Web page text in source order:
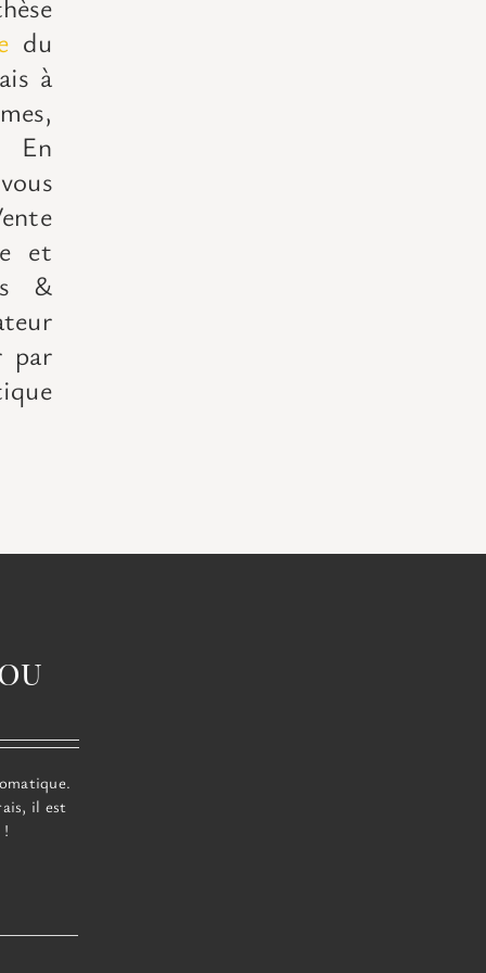
du
à
En
et
&
par
il est